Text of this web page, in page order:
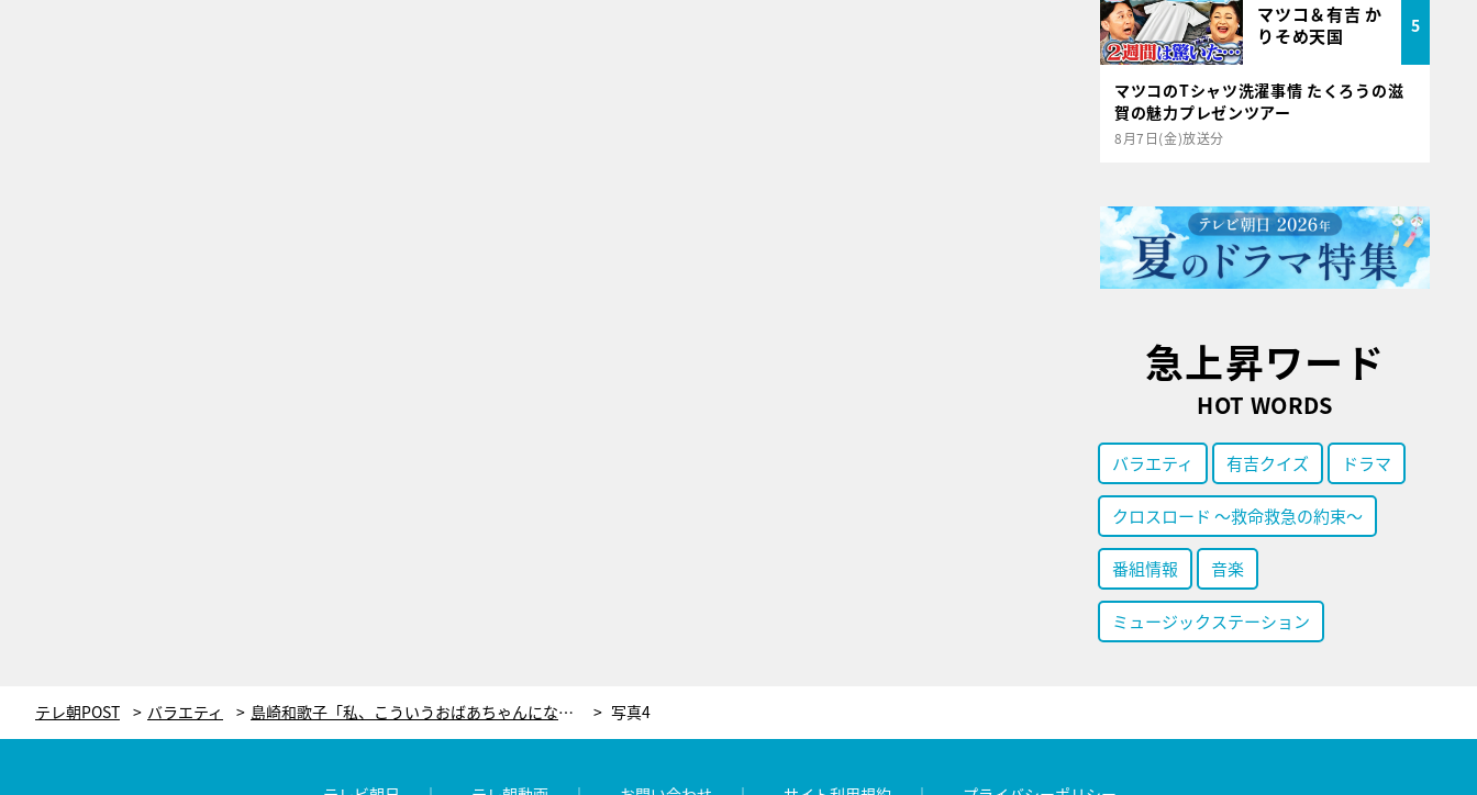
マツコ＆有吉 か
りそめ天国
5
マツコのTシャツ洗濯事情 たくろうの滋
賀の魅力プレゼンツアー
8月7日(金)放送分
急上昇ワード
HOT WORDS
バラエティ 有吉クイズ ドラマ
クロスロード ～救命救急の約束～
番組情報 音楽
ミュージックステーション
テレ朝POST バラエティ 島崎和歌子「私、こういうおばあちゃんになるわ！」と絶賛！“スーパーご長寿”の挑戦 写真4